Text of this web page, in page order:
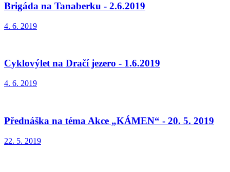
Brigáda na Tanaberku - 2.6.2019
4. 6. 2019
Cyklovýlet na Dračí jezero - 1.6.2019
4. 6. 2019
Přednáška na téma Akce „KÁMEN“ - 20. 5. 2019
22. 5. 2019